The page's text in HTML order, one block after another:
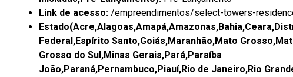
Link de acesso: /empreendimentos/select-towers-
Federal,Espírito Santo,Goiás,Maranhão,Mato
Grosso do Sul,Minas Gerais,Pará,Paraíba
João,Paraná,Pernambuco,Piauí,Rio de Janeiro,Rio